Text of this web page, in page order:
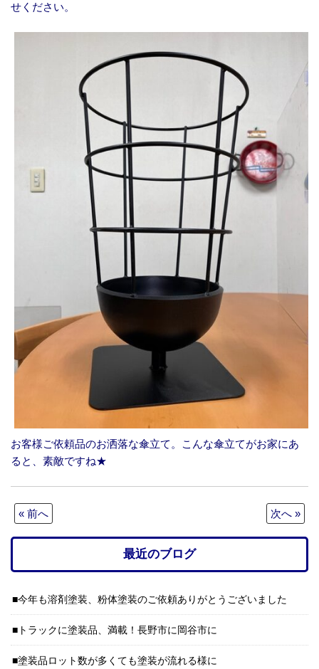
せください。
お客様ご依頼品のお洒落な傘立て。こんな傘立てがお家にあ
ると、素敵ですね★
« 前へ 次へ »
最近のブログ
今年も溶剤塗装、粉体塗装のご依頼ありがとうございました
トラックに塗装品、満載！長野市に岡谷市に
塗装品ロット数が多くても塗装が流れる様に